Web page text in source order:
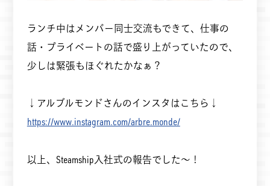
ランチ中はメンバー同士交流もできて、仕事の
話・プライベートの話で盛り上がっていたので、
少しは緊張もほぐれたかなぁ？
↓アルブルモンドさんのインスタはこちら↓
https://www.instagram.com/arbre.monde/
以上、Steamship入社式の報告でした～！